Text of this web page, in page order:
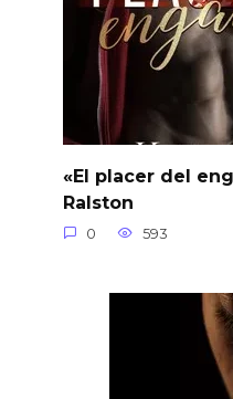
«El placer del
Ralston
0 593